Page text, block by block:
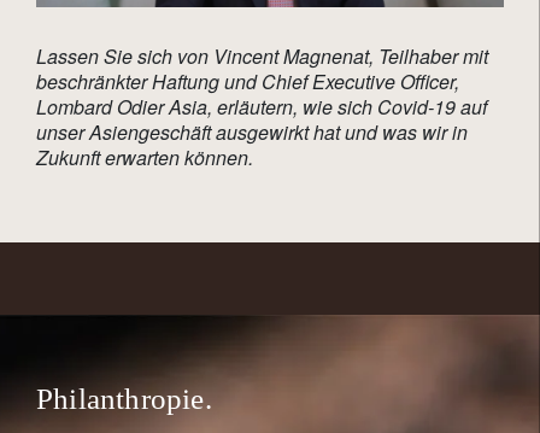
Lassen Sie sich von Vincent Magnenat, Teilhaber mit
beschränkter Haftung und Chief Executive Officer,
Lombard Odier Asia, erläutern, wie sich Covid-19 auf
unser Asiengeschäft ausgewirkt hat und was wir in
Zukunft erwarten können.
Philanthropie.